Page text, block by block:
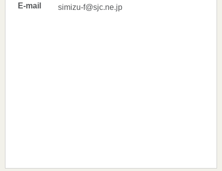
E-mail simizu-f@sjc.ne.jp